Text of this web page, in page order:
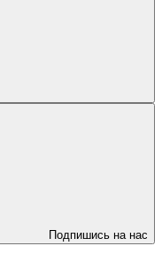
Подпишись на нас